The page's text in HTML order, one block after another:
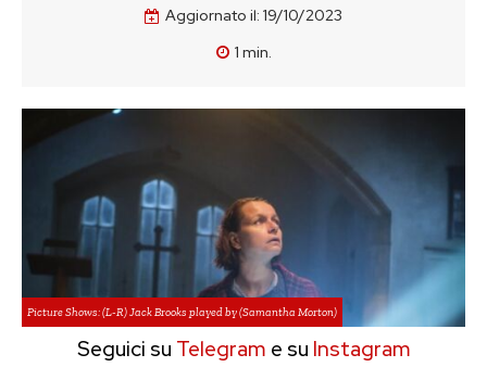
Aggiornato il: 19/10/2023
1 min.
Picture Shows: (L-R) Jack Brooks played by (Samantha Morton)
Seguici su Telegram e su Instagram